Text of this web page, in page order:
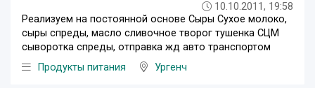
10.10.2011, 19:58
Реализуем на постоянной основе Сыры Сухое молоко,
сыры спреды, масло сливочное творог тушенка СЦМ
сыворотка спреды, отправка жд авто транспортом
Продукты питания
Ургенч